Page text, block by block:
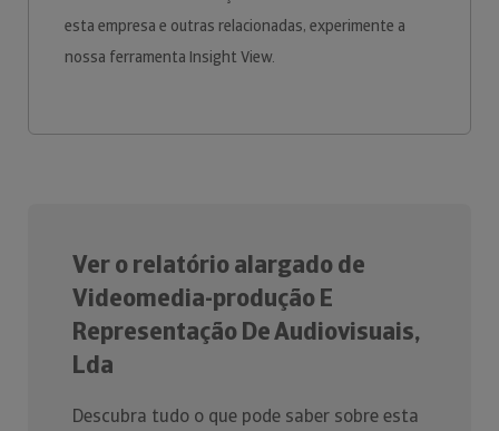
esta empresa e outras relacionadas, experimente a
nossa ferramenta Insight View.
Ver o relatório alargado de
Videomedia-produção E
Representação De Audiovisuais,
Lda
Descubra tudo o que pode saber sobre esta